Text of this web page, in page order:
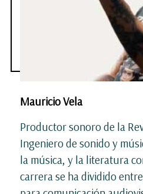
Mauricio Vela
Productor sonoro de la
Ingeniero de sonido y
la música, y la literatura
carrera se ha dividido